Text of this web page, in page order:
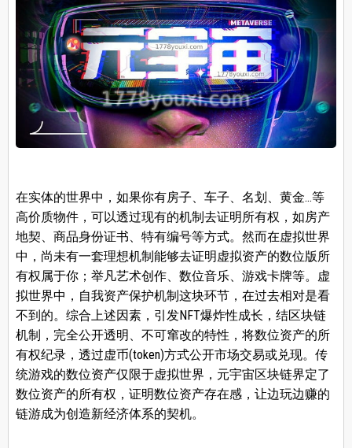
在实体的世界中，如果你有房子、车子、名划、黄金…等
高价质物件，可以透过现有的机制去证明所有权，如房产
地契、商品身份证书、特有编号等方式。然而在虚拟世界
中，尚未有一套理想机制能够去证明虚拟资产的数位版所
有权属于你；举凡艺术创作、数位音乐、游戏卡牌等。虚
拟世界中，自我资产保护机制这块环节，在过去相对是看
不到的。综合上述因素，引发NFT爆炸性成长，结区块链
机制，完全公开透明、不可窜改的特性，将数位资产的所
有权纪录，透过虚币(token)方式公开市场交易或兑现。传
统游戏的数位资产仅限于虚拟世界，元宇宙区块链界定了
数位资产的所有权，证明数位资产存在感，让边玩边赚的
链游成为创造新经济体系的契机。